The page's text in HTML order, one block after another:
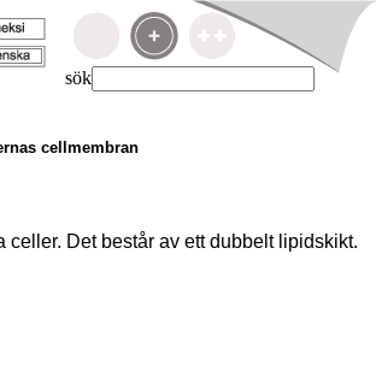
sök
cellmembran
Det består av ett dubbelt lipidskikt.